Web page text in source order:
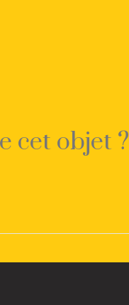
cet objet ?